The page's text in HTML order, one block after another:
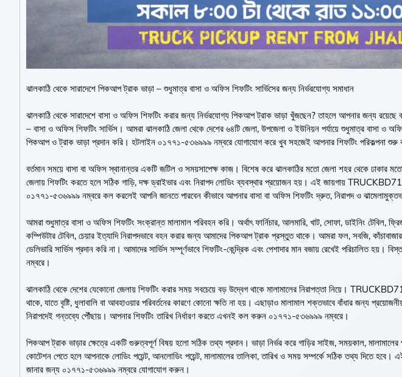
ঝালকাঠি থেকে সারাদেশে পিকআপ ট্রাক ভাড়া – শুধুমাত্র বাসা ও অফিস শিফটিং সার্ভিসের জন্য নির্ভরযোগ্য সমাধান
ঝালকাঠি থেকে সারাদেশে বাসা ও অফিস শিফটিং করার জন্য নির্ভরযোগ্য পিকআপ ট্রাক ভাড়া খুঁজছেন? তাহলে আপনার জন্য
– বাসা ও অফিস শিফটিং সার্ভিস। আমরা ঝালকাঠি জেলা থেকে দেশের ৬৪টি জেলা, উপজেলা ও ইউনিয়ন পর্যায়ে শুধুমাত্র বাসা ও
পিকআপ ও ট্রাক ভাড়া প্রদান করি। হটলাইন ০১৭৭১-৫৩৬৯৯৯ নম্বরে যোগাযোগ করে খুব সহজেই আপনার শিফটিং পরিকল্পনা শুরু
বর্তমান সময়ে বাসা বা অফিস স্থানান্তর একটি জটিল ও সময়সাপেক্ষ কাজ। বিশেষ করে ঝালকাঠির মতো জেলা শহর থেকে ঢাকার
জেলায় শিফটিং করতে হলে সঠিক গাড়ি, দক্ষ ড্রাইভার এবং নিরাপদ লোডিং ব্যবস্থার প্রয়োজন হয়। এই জায়গায়
০১৭৭১-৫৩৬৯৯৯ নম্বরে কল করলেই আপনি জানতে পারবেন কীভাবে আপনার বাসা বা অফিস শিফটিং দ্রুত, নিরাপদ ও
আমরা শুধুমাত্র বাসা ও অফিস শিফটিং সংক্রান্ত মালামাল পরিবহন করি। অর্থাৎ ফার্নিচার, আলমারি, খাট, সোফা, ডাইনিং টেবিল,
কম্পিউটার টেবিল, চেয়ার ইত্যাদি নিরাপদভাবে বহন করার জন্য আমাদের পিকআপ ট্রাক প্রস্তুত থাকে। আমরা ফল, সবজি,
ডেলিভারি সার্ভিস প্রদান করি না। আমাদের সার্ভিস সম্পূর্ণভাবে শিফটিং-কেন্দ্রিক এবং পেশাদার মান বজায় রেখেই পরিচালিত
নম্বরে।
ঝালকাঠি থেকে দেশের যেকোনো জেলায় শিফটিং করার সময় সবচেয়ে বড় উদ্বেগ থাকে মালামালের নিরাপত্তা নিয়ে।
থাকে, যাতে বৃষ্টি, ধুলাবালি বা আবহাওয়ার পরিবর্তনের কারণে কোনো ক্ষতি না হয়। এছাড়াও মালামাল শক্তভাবে বাঁধার জন্য
নিরাপদেই গন্তব্যে পৌঁছায়। আপনার শিফটিং তারিখ নির্ধারণ করতে এখনই কল করুন ০১৭৭১-৫৩৬৯৯৯ নম্বরে।
পিকআপ ট্রাক ভাড়ার ক্ষেত্রে একটি গুরুত্বপূর্ণ বিষয় হলো সঠিক তথ্য প্রদান। ভাড়া নির্ভর করে গাড়ির সাইজ, সময়কাল,
কোটেশন পেতে হলে আপনাকে লোডিং পয়েন্ট, আনলোডিং পয়েন্ট, মালামালের তালিকা, তারিখ ও সময় সম্পর্কে সঠিক তথ্য দিতে হবে।
জানার জন্য ০১৭৭১-৫৩৬৯৯৯ নম্বরে যোগাযোগ করুন।